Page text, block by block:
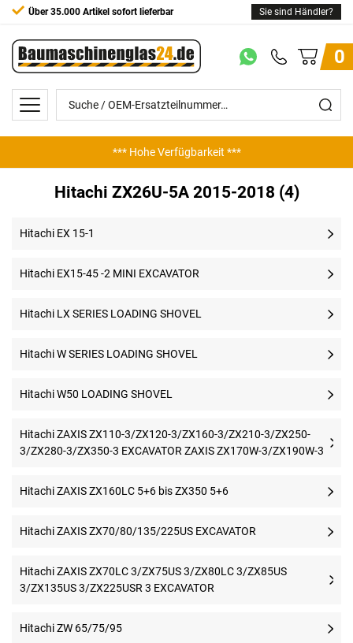
Über 35.000 Artikel sofort lieferbar Sie sind Händler?
0
*** Hohe Verfügbarkeit ***
Hitachi ZX26U-5A 2015-2018 (4)
Hitachi EX 15-1
Hitachi EX15-45 -2 MINI EXCAVATOR
Hitachi LX SERIES LOADING SHOVEL
Hitachi W SERIES LOADING SHOVEL
Hitachi W50 LOADING SHOVEL
Hitachi ZAXIS ZX110-3/ZX120-3/ZX160-3/ZX210-3/ZX250-
3/ZX280-3/ZX350-3 EXCAVATOR ZAXIS ZX170W-3/ZX190W-3
Hitachi ZAXIS ZX160LC 5+6 bis ZX350 5+6
Hitachi ZAXIS ZX70/80/135/225US EXCAVATOR
Hitachi ZAXIS ZX70LC 3/ZX75US 3/ZX80LC 3/ZX85US
3/ZX135US 3/ZX225USR 3 EXCAVATOR
Hitachi ZW 65/75/95